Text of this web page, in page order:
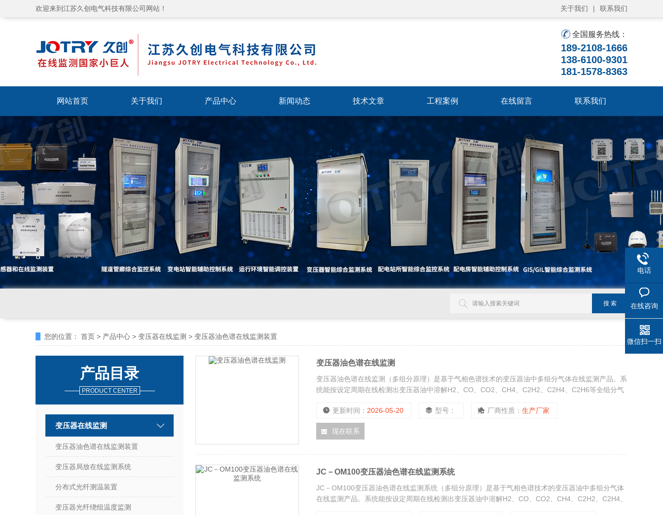
欢迎来到江苏久创电气科技有限公司网站！ 关于我们 | 联系我们
全国服务热线：
189-2108-1666
138-6100-9301
181-1578-8363
网站首页 关于我们 产品中心 新闻动态 技术文章 工程案例 在线留言 联系我们
您的位置： 首页 > 产品中心 > 变压器在线监测 > 变压器油色谱在线监测装置
产品目录
PRODUCT CENTER
变压器在线监测
变压器油色谱在线监测装置
变压器局放在线监测系统
分布式光纤测温装置
变压器光纤绕组温度监测
变压器油色谱在线监测
变压器油色谱在线监测（多组分原理）是基于气相色谱技术的变压器油中多组分气体在线监测产品。系
统能按设定周期在线检测出变压器油中溶解H2、CO、CO2、CH4、C2H2、C2H4、C2H6等全组分气
值进行报警。
更新时间： 2026-05-20 型号： 厂商性质：生产厂家
现在联系
JC－OM100变压器油色谱在线监测系统
JC－OM100变压器油色谱在线监测系统（多组分原理）是基于气相色谱技术的变压器油中多组分气体
在线监测产品。系统能按设定周期在线检测出变压器油中溶解H2、CO、CO2、CH4、C2H2、C2H4、
电话
在线咨询
微信扫一扫